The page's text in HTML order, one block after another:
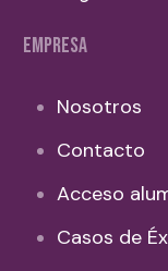
EMPRESA
Nosotros
Contacto
Acceso
Casos de